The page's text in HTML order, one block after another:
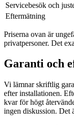
Servicebesök och
Eftermätning
Priserna ovan är
privatpersoner. Det
Garanti och
Vi lämnar skriftlig
efter installationen.
kvar för högt
ingen diskussion. Det